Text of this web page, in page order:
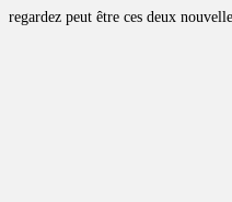
regardez peut être ces deux